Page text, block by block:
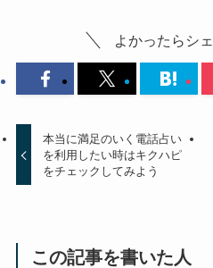
よかったらシ
本当に満足のいく電話占い
を利用したい時はキクハピ
をチェックしてみよう
この記事を書いた人